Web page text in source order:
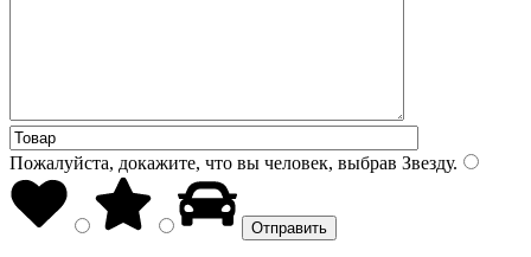
Пожалуйста, докажите, что вы человек, выбрав Звезду.